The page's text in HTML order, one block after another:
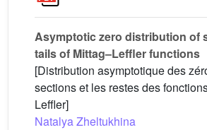
Asymptotic zero distribution of
tails of Mittag–Leffler functions
[Distribution asymptotique des
sections et les restes des
Leffler]
Natalya Zheltukhina